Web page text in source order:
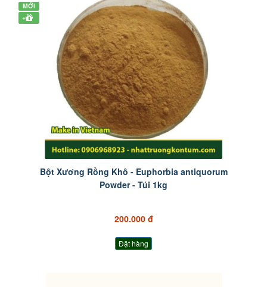
MỚI
+
Bột Xương Rồng Khô - Euphorbia antiquorum
Powder - Túi 1kg
200.000 đ
Đặt hàng